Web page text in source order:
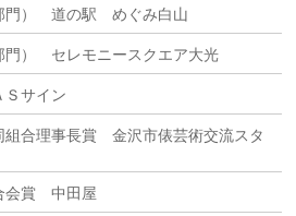
門） 道の駅 めぐみ白山
門） セレモニースクエア大光
サイン
組合理事長賞 金沢市俵芸術交流スタ
会賞 中田屋